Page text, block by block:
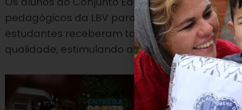
pedagógicos da LBV para começarem o
estudantes receberam todo o material
qualidade, estimulando ainda mais seu